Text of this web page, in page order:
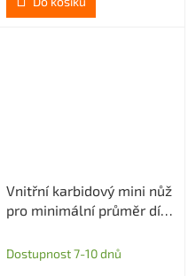
Vnitřní karbidový mini nůž
pro minimální průměr díry
Dostupnost 7-10 dnů